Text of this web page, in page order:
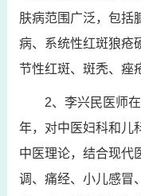
肤病范围广泛，包括
病、系统性红斑狼疮
节性红斑、斑秃、痤
2、李兴民医师
年，对中医妇科和儿
中医理论，结合现代
调、痛经、小儿感冒